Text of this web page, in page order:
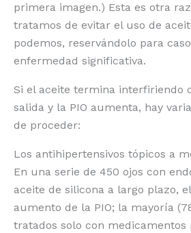
primera imagen.) Esta es otra
tratamos de evitar el uso de
podemos, reservándolo para
enfermedad significativa.
Si el aceite termina interfiriendo
salida y la PIO aumenta, hay
de proceder:
Los antihipertensivos tópicos a
En una serie de 450 ojos con
aceite de silicona a largo plazo,
aumento de la PIO; la mayoría
tratados solo con medicamentos